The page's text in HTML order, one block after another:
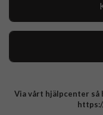
Integritetspolicy
Via vårt hjälpcenter så